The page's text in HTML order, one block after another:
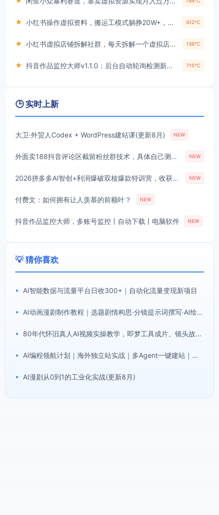
★ 小红书操作虚拟资料，搬运工模式躺挣20W+，互联网的低成本路子！ 612℃
★ 小红书虚拟店铺拆解社群，每天拆解一个虚拟店，简单实用(赠送小红书虚拟教程) 136℃
★ 抖音作品监控大师v1.1.0：后台自动轮询检测新作品，自动下载无水印视频、作品封面到本地 715℃
🕒 实时上新
大卫·外贸人Codex + WordPress建站课(更新8月) NEW
外面卖188抖音评论区截留粉丝群技术，具体自己测试，不保证百分百 NEW
2026拼多多AI智创+利润爆破双核爆款特训营，收获底层逻辑、活动矩阵、付费优化、0-1打爆SOP(更新0810) NEW
付费文：如何拥有让人羡慕的前额叶？ NEW
抖音作品监控大师，多账号监控丨自动下载丨电脑软件 NEW
💡 猜你喜欢
• AI智能数据与流量平台日收300+｜自动化流量变现新项目
• AI动画漫剧制作教程｜选题剧情构思·分镜提示词撰写·AI绘图配音·2D动画制作·剪映实操完成完整漫剧成片
• 80年代怀旧真人AI视频实操教学，即梦工具成片、镜头故事提示词全套模板，解锁伙伴计划分成计划商单收徒等多重收益
• AI编程领航计划｜海外独立站实战｜多Agent一键建站｜站点开发测试｜冷启动引流｜数据复盘｜出海变现完整教程
• AI漫剧从0到1的工业化实战(更新8月)